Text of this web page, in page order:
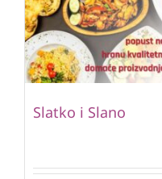
Slatko i Slano